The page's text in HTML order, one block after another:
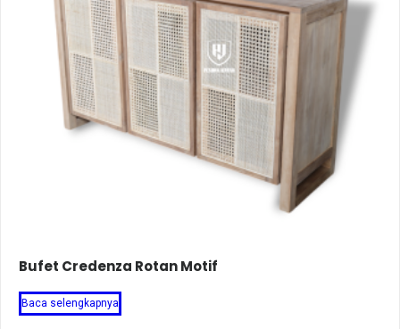
Bufet Credenza Rotan Motif
Baca selengkapnya